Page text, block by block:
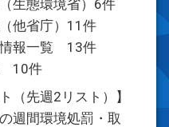
生態環境省）6件
他省庁）11件
情報一覧 13件
10件
（先週2リスト）】
週間環境処罰・取